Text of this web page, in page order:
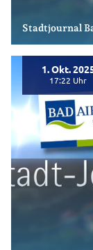
Stadtjournal
1. Okt.
17:22